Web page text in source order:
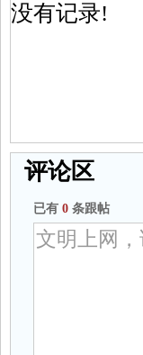
没有记录!
评论区
已有 0 条跟帖